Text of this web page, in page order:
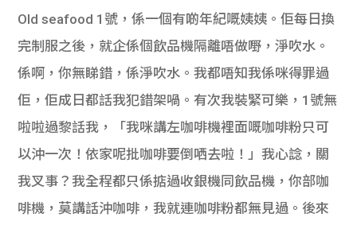
Old seafood 1號，係一個有啲年紀嘅姨姨。佢每日換
完制服之後，就企係個飲品機隔離唔做嘢，淨吹水。
係啊，你無睇錯，係淨吹水。我都唔知我係咪得罪過
佢，佢成日都話我犯錯架喎。有次我裝緊可樂，1號無
啦啦過黎話我，「我咪講左咖啡機裡面嘅咖啡粉只可
以沖一次！依家呢批咖啡要倒哂去啦！」我心諗，關
我叉事？我全程都只係掂過收銀機同飲品機，你部咖
啡機，莫講話沖咖啡，我就連咖啡粉都無見過。後來